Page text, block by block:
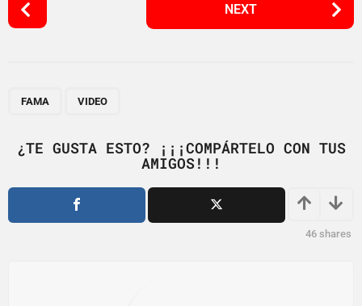
o
a
i
NEXT
FAMA VIDEO
¿TE GUSTA ESTO? ¡¡¡COMPÁRTELO CON TUS
AMIGOS!!!
46 shares